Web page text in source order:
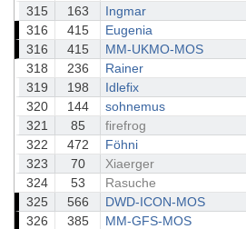
315
163 Ingmar
316
415 Eugenia
316
415 MM-UKMO-MOS
318
236 Rainer
319
198 Idlefix
320
144 sohnemus
321
85 firefrog
322
472 Föhni
323
70 Xiaerger
324
53 Rasuche
325
566 DWD-ICON-MOS
326
385 MM-GFS-MOS